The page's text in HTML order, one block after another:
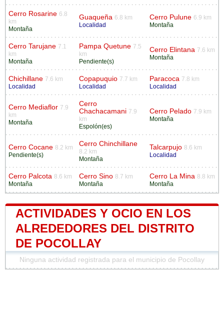
Cerro Rosarine 6.8
km
Montaña
Guaqueña 6.8 km
Localidad
Cerro Pulune 6.9 km
Montaña
Cerro Tarujane 7.1
km
Montaña
Pampa Quetune 7.5
km
Pendiente(s)
Cerro Elintana 7.6 km
Montaña
Chichillane 7.6 km
Localidad
Copapuquio 7.7 km
Localidad
Paracoca 7.8 km
Localidad
Cerro Mediaflor 7.9
km
Montaña
Cerro
Chachacamani 7.9
km
Espolón(es)
Cerro Pelado 7.9 km
Montaña
Cerro Cocane 8.2 km
Pendiente(s)
Cerro Chinchillane
8.2 km
Montaña
Talcarpujo 8.6 km
Localidad
Cerro Palcota 8.6 km
Montaña
Cerro Sino 8.7 km
Montaña
Cerro La Mina 8.8 km
Montaña
ACTIVIDADES Y OCIO EN LOS
ALREDEDORES DEL DISTRITO
DE POCOLLAY
Ninguna actividad registrada para el municipio de Pocollay